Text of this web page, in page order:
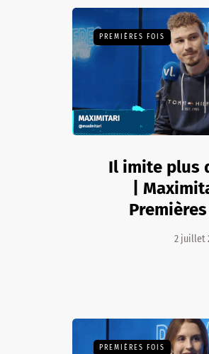
PREMIÈRES FOIS
Il imite plus
|
Premières
2 juillet
PREMIÈRES FOIS